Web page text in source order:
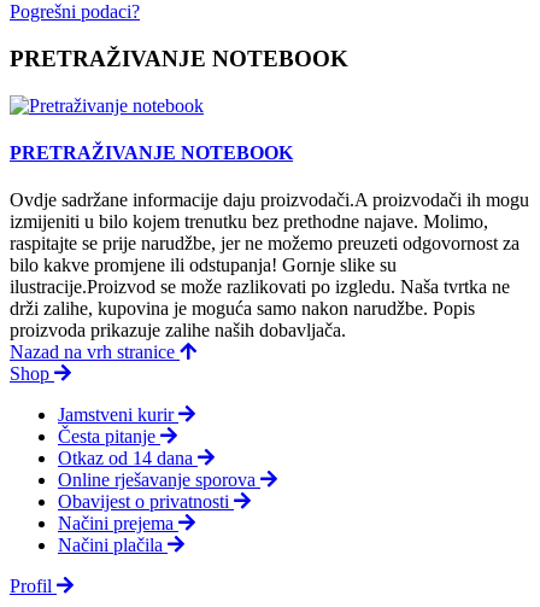
Pogrešni podaci?
PRETRAŽIVANJE NOTEBOOK
PRETRAŽIVANJE NOTEBOOK
Ovdje sadržane informacije daju proizvodači.A proizvodači ih mogu
izmijeniti u bilo kojem trenutku bez prethodne najave. Molimo,
raspitajte se prije narudžbe, jer ne možemo preuzeti odgovornost za
bilo kakve promjene ili odstupanja! Gornje slike su
ilustracije.Proizvod se može razlikovati po izgledu. Naša tvrtka ne
drži zalihe, kupovina je moguća samo nakon narudžbe. Popis
proizvoda prikazuje zalihe naših dobavljača.
Nazad na vrh stranice
Shop
Jamstveni kurir
Česta pitanje
Otkaz od 14 dana
Online rješavanje sporova
Obavijest o privatnosti
Načini prejema
Načini plačila
Profil